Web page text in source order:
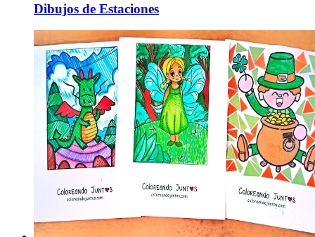
Dibujos de Estaciones